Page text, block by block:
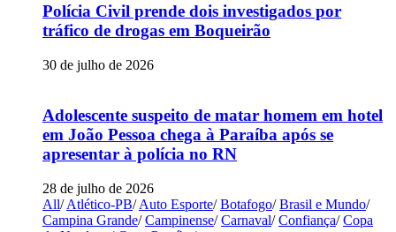
Polícia Civil prende dois investigados por
tráfico de drogas em Boqueirão
30 de julho de 2026
Adolescente suspeito de matar homem em hotel
em João Pessoa chega à Paraíba após se
apresentar à polícia no RN
28 de julho de 2026
All/ Atlético-PB/ Auto Esporte/ Botafogo/ Brasil e Mundo/
Campina Grande/ Campinense/ Carnaval/ Confiança/ Copa